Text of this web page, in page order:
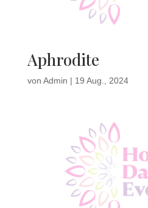
Aphrodite
von Admin | 19 Aug., 2024